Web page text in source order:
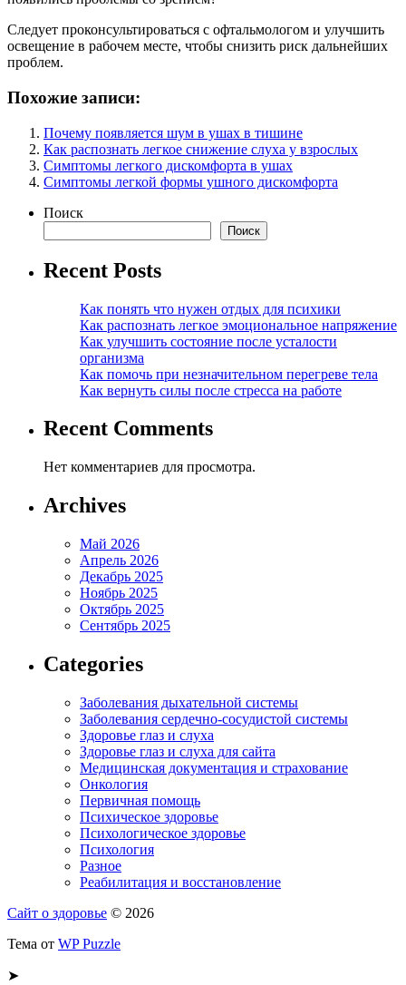
Следует проконсультироваться с офтальмологом и улучшить
освещение в рабочем месте, чтобы снизить риск дальнейших
проблем.
Похожие записи:
Почему появляется шум в ушах в тишине
Как распознать легкое снижение слуха у взрослых
Симптомы легкого дискомфорта в ушах
Симптомы легкой формы ушного дискомфорта
Поиск
Поиск
Recent Posts
Как понять что нужен отдых для психики
Как распознать легкое эмоциональное напряжение
Как улучшить состояние после усталости
организма
Как помочь при незначительном перегреве тела
Как вернуть силы после стресса на работе
Recent Comments
Нет комментариев для просмотра.
Archives
Май 2026
Апрель 2026
Декабрь 2025
Ноябрь 2025
Октябрь 2025
Сентябрь 2025
Categories
Заболевания дыхательной системы
Заболевания сердечно-сосудистой системы
Здоровье глаз и слуха
Здоровье глаз и слуха для сайта
Медицинская документация и страхование
Онкология
Первичная помощь
Психическое здоровье
Психологическое здоровье
Психология
Разное
Реабилитация и восстановление
Сайт о здоровье © 2026
Тема от WP Puzzle
➤